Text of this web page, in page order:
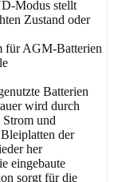
Modus stellt
Zustand oder
für AGM-Batterien
Batterien
wird durch
und
der
her
eingebaute
sorgt für die